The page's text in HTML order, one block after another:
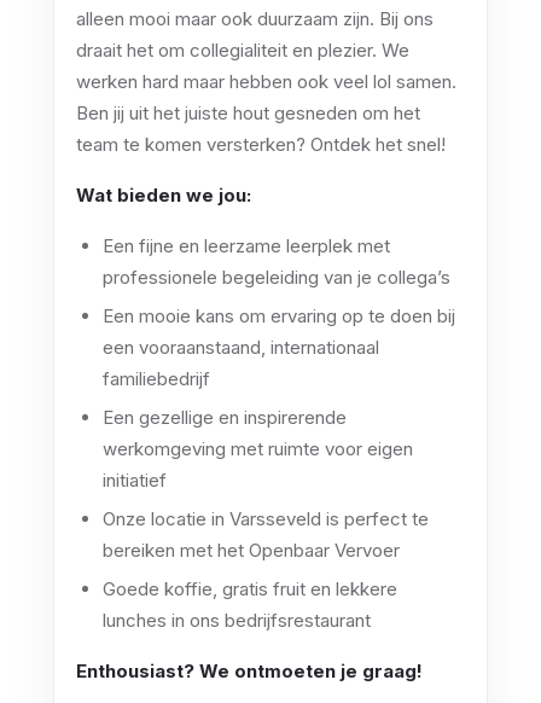
alleen mooi maar ook duurzaam zijn. Bij ons
draait het om collegialiteit en plezier. We
werken hard maar hebben ook veel lol samen.
Ben jij uit het juiste hout gesneden om het
team te komen versterken? Ontdek het snel!
Wat bieden we jou:
Een fijne en leerzame leerplek met
professionele begeleiding van je collega’s
Een mooie kans om ervaring op te doen bij
een vooraanstaand, internationaal
familiebedrijf
Een gezellige en inspirerende
werkomgeving met ruimte voor eigen
initiatief
Onze locatie in Varsseveld is perfect te
bereiken met het Openbaar Vervoer
Goede koffie, gratis fruit en lekkere
lunches in ons bedrijfsrestaurant
Enthousiast? We ontmoeten je graag!